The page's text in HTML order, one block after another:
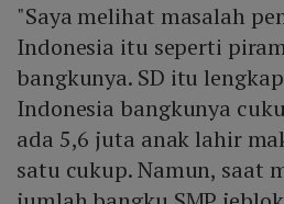
"Saya melihat masalah
Indonesia itu seperti
bangkunya. SD itu
Indonesia bangkunya
ada 5,6 juta anak lahir
satu cukup. Namun, saat